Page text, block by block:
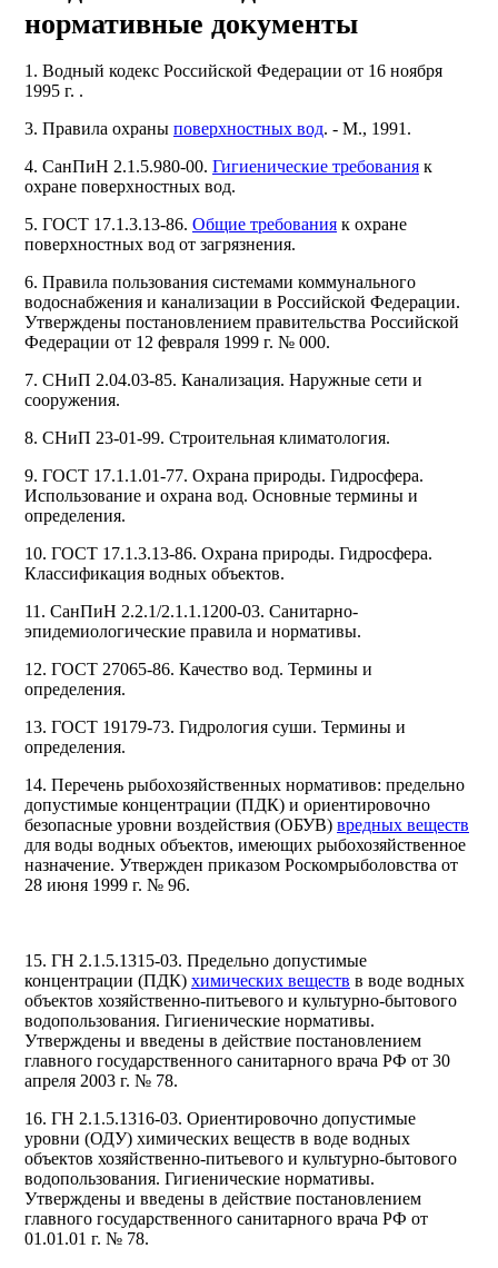
нормативные документы
1. Водный кодекс Российской Федерации от 16 ноября
1995 г. .
3. Правила охраны поверхностных вод. - М., 1991.
4. СанПиН 2.1.5.980-00. Гигиенические требования к
охране поверхностных вод.
5. ГОСТ 17.1.3.13-86. Общие требования к охране
поверхностных вод от загрязнения.
6. Правила пользования системами коммунального
водоснабжения и канализации в Российской Федерации.
Утверждены постановлением правительства Российской
Федерации от 12 февраля 1999 г. № 000.
7. СНиП 2.04.03-85. Канализация. Наружные сети и
сооружения.
8. СНиП 23-01-99. Строительная климатология.
9. ГОСТ 17.1.1.01-77. Охрана природы. Гидросфера.
Использование и охрана вод. Основные термины и
определения.
10. ГОСТ 17.1.3.13-86. Охрана природы. Гидросфера.
Классификация водных объектов.
11. СанПиН 2.2.1/2.1.1.1200-03. Санитарно-
эпидемиологические правила и нормативы.
12. ГОСТ 27065-86. Качество вод. Термины и
определения.
13. ГОСТ 19179-73. Гидрология суши. Термины и
определения.
14. Перечень рыбохозяйственных нормативов: предельно
допустимые концентрации (ПДК) и ориентировочно
безопасные уровни воздействия (ОБУВ) вредных веществ
для воды водных объектов, имеющих рыбохозяйственное
назначение. Утвержден приказом Роскомрыболовства от
28 июня 1999 г. № 96.
15. ГН 2.1.5.1315-03. Предельно допустимые
концентрации (ПДК) химических веществ в воде водных
объектов хозяйственно-питьевого и культурно-бытового
водопользования. Гигиенические нормативы.
Утверждены и введены в действие постановлением
главного государственного санитарного врача РФ от 30
апреля 2003 г. № 78.
16. ГН 2.1.5.1316-03. Ориентировочно допустимые
уровни (ОДУ) химических веществ в воде водных
объектов хозяйственно-питьевого и культурно-бытового
водопользования. Гигиенические нормативы.
Утверждены и введены в действие постановлением
главного государственного санитарного врача РФ от
01.01.01 г. № 78.